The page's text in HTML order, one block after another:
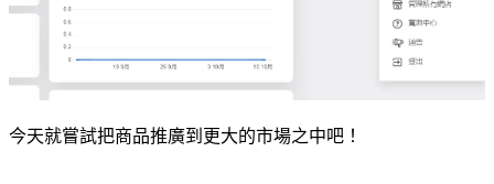
今天就嘗試把商品推廣到更大的市場之中吧！